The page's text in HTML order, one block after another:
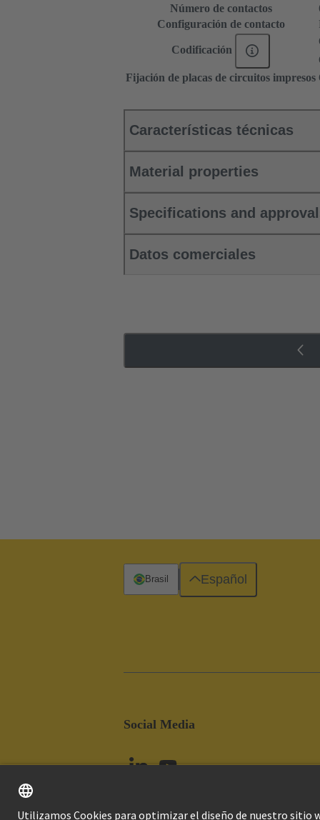
Número de contactos
Configuración de contacto
Codificación
Fijación de placas de circuitos impresos
Características técnicas
Material properties
Specifications and
Datos comerciales
Social Media
Brasil Español